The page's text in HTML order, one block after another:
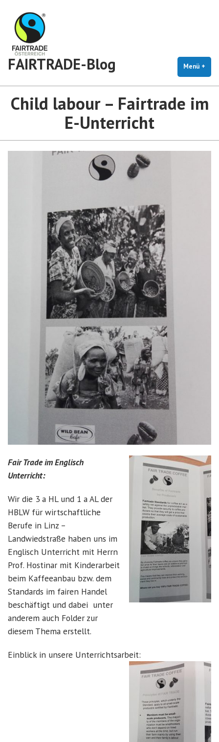
Inhalt
springen
FAIRTRADE-Blog Menü +
Child labour – Fairtrade im
E-Unterricht
Fair Trade im Englisch
Unterricht:
Wir die 3 a HL und 1 a AL der
HBLW für wirtschaftliche
Berufe in Linz –
Landwiedstraße haben uns im
Englisch Unterricht mit Herrn
Prof. Hostinar mit Kinderarbeit
beim Kaffeeanbau bzw. dem
Standards im fairen Handel
beschäftigt und dabei unter
anderem auch Folder zur
diesem Thema erstellt.
Einblick in unsere Unterrichtsarbeit: